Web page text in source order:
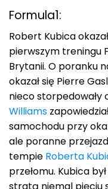
Formula1:
Robert Kubica
pierwszym treningu
Brytanii. O poranku
okazał się Pierre
nieco storpedowały
Williams
samochodu przy
ale poranne
tempie Roberta
przełomu. Kubica
stratą niemal pięciu